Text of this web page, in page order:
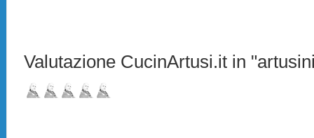
Valutazione CucinArtusi.it in